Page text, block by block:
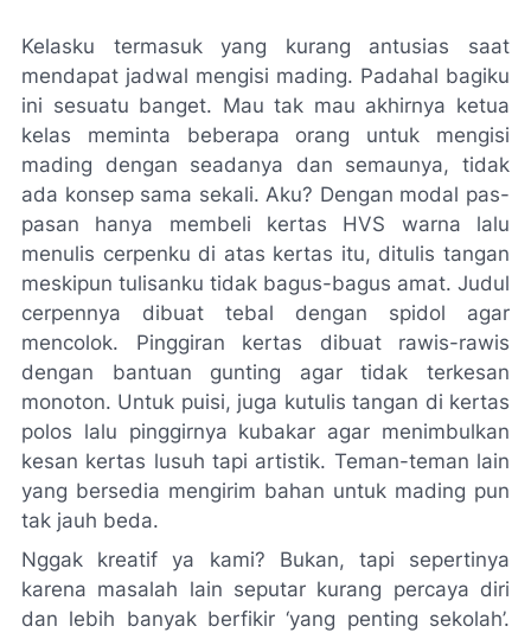
Kelasku termasuk yang kurang antusias saat
mendapat jadwal mengisi mading. Padahal bagiku
ini sesuatu banget. Mau tak mau akhirnya ketua
kelas meminta beberapa orang untuk mengisi
mading dengan seadanya dan semaunya, tidak
ada konsep sama sekali. Aku? Dengan modal pas-
pasan hanya membeli kertas HVS warna lalu
menulis cerpenku di atas kertas itu, ditulis tangan
meskipun tulisanku tidak bagus-bagus amat. Judul
cerpennya dibuat tebal dengan spidol agar
mencolok. Pinggiran kertas dibuat rawis-rawis
dengan bantuan gunting agar tidak terkesan
monoton. Untuk puisi, juga kutulis tangan di kertas
polos lalu pinggirnya kubakar agar menimbulkan
kesan kertas lusuh tapi artistik. Teman-teman lain
yang bersedia mengirim bahan untuk mading pun
tak jauh beda.
Nggak kreatif ya kami? Bukan, tapi sepertinya
karena masalah lain seputar kurang percaya diri
dan lebih banyak berfikir ‘yang penting sekolah’.